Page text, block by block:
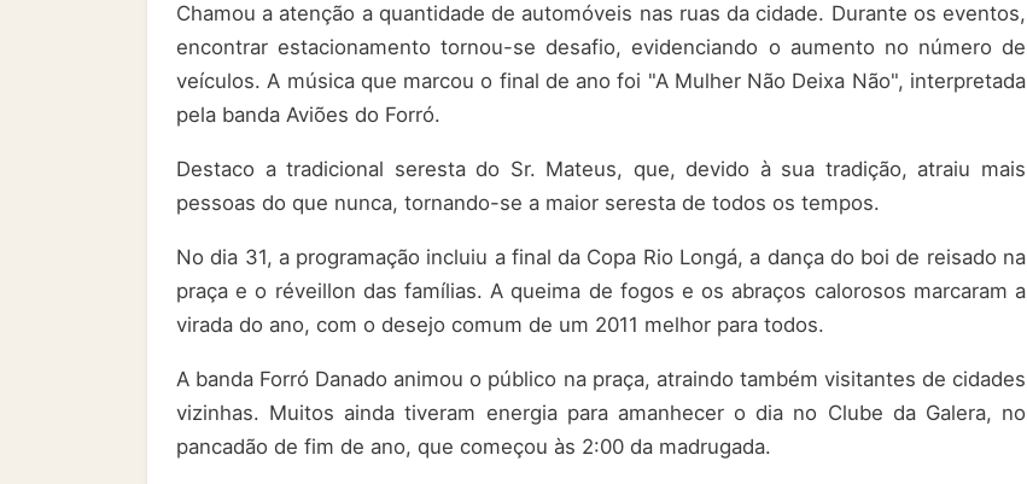
Chamou a atenção a quantidade de automóveis nas ruas da cidade. Durante os eventos,
encontrar estacionamento tornou-se desafio, evidenciando o aumento no número de
veículos. A música que marcou o final de ano foi "A Mulher Não Deixa Não", interpretada
pela banda Aviões do Forró.
Destaco a tradicional seresta do Sr. Mateus, que, devido à sua tradição, atraiu mais
pessoas do que nunca, tornando-se a maior seresta de todos os tempos.
No dia 31, a programação incluiu a final da Copa Rio Longá, a dança do boi de reisado na
praça e o réveillon das famílias. A queima de fogos e os abraços calorosos marcaram a
virada do ano, com o desejo comum de um 2011 melhor para todos.
A banda Forró Danado animou o público na praça, atraindo também visitantes de cidades
vizinhas. Muitos ainda tiveram energia para amanhecer o dia no Clube da Galera, no
pancadão de fim de ano, que começou às 2:00 da madrugada.